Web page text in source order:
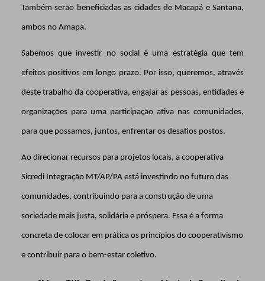
Também serão beneficiadas as cidades de Macapá e Santana,
ambos no Amapá.
Sabemos que investir no social é uma estratégia que tem
efeitos positivos em longo prazo. Por isso, queremos, através
deste trabalho da cooperativa, engajar as pessoas, entidades e
organizações para uma participação ativa nas comunidades,
para que possamos, juntos, enfrentar os desafios postos.
Ao direcionar recursos para projetos locais, a cooperativa
Sicredi Integração MT/AP/PA está investindo no futuro das
comunidades, contribuindo para a construção de uma
sociedade mais justa, solidária e próspera. Essa é a forma
concreta de colocar em prática os princípios do cooperativismo
e contribuir para o bem-estar coletivo.